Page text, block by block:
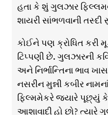
હતા કે શું ગુલઝાર
શાયરી સાંભળવાની તસ્દી
કોઈને પણ ક્રોધિત
ટિપ્પણી છે. ગુલઝારની
અને નિર્ભાન્તિના ભાવ
નસરીન મુન્ની કબીર
ફિલ્મમેકરે જ્યારે પૂછ્યું
આશાવાદી હો છો?